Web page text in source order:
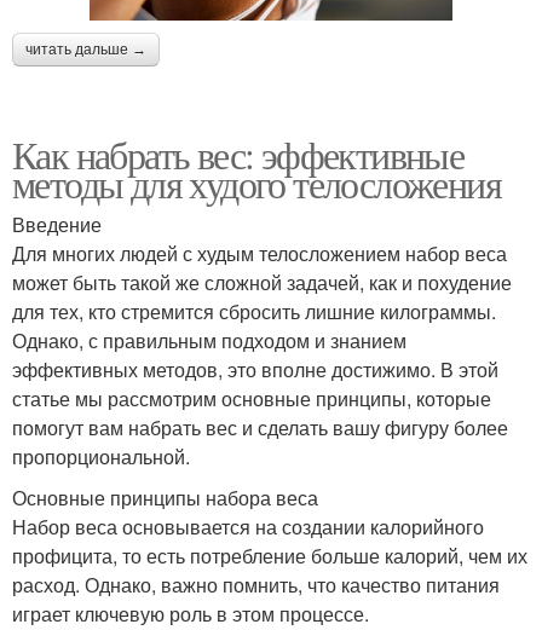
читать дальше →
Как набрать вес: эффективные
методы для худого телосложения
Введение
Для многих людей с худым телосложением набор веса
может быть такой же сложной задачей, как и похудение
для тех, кто стремится сбросить лишние килограммы.
Однако, с правильным подходом и знанием
эффективных методов, это вполне достижимо. В этой
статье мы рассмотрим основные принципы, которые
помогут вам набрать вес и сделать вашу фигуру более
пропорциональной.
Основные принципы набора веса
Набор веса основывается на создании калорийного
профицита, то есть потребление больше калорий, чем их
расход. Однако, важно помнить, что качество питания
играет ключевую роль в этом процессе.